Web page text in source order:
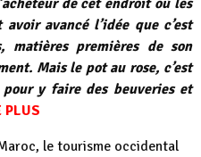
de cet endroit où les
avancé l’idée que c’est
premières de son
Mais le pot au rose, c’est
y faire des beuveries et
PLUS
le tourisme occidental